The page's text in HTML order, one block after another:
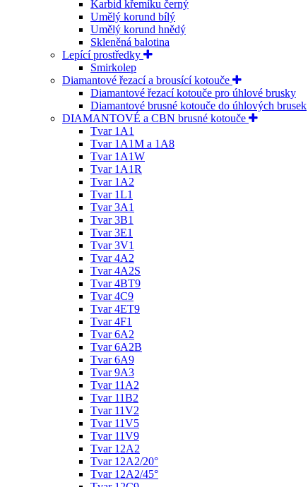
Karbid křemíku černý
Umělý korund bílý
Umělý korund hnědý
Skleněná balotina
Lepící prostředky
Smirkolep
Diamantové řezací a brousící kotouče
Diamantové řezací kotouče pro úhlové brusky
Diamantové brusné kotouče do úhlových brusek
DIAMANTOVÉ a CBN brusné kotouče
Tvar 1A1
Tvar 1A1M a 1A8
Tvar 1A1W
Tvar 1A1R
Tvar 1A2
Tvar 1L1
Tvar 3A1
Tvar 3B1
Tvar 3E1
Tvar 3V1
Tvar 4A2
Tvar 4A2S
Tvar 4BT9
Tvar 4C9
Tvar 4ET9
Tvar 4F1
Tvar 6A2
Tvar 6A2B
Tvar 6A9
Tvar 9A3
Tvar 11A2
Tvar 11B2
Tvar 11V2
Tvar 11V5
Tvar 11V9
Tvar 12A2
Tvar 12A2/20°
Tvar 12A2/45°